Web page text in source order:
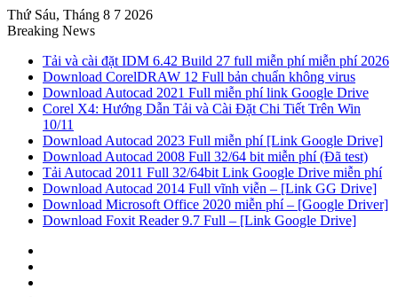
Thứ Sáu, Tháng 8 7 2026
Breaking News
Tải và cài đặt IDM 6.42 Build 27 full miễn phí miễn phí 2026
Download CorelDRAW 12 Full bản chuẩn không virus
Download Autocad 2021 Full miễn phí link Google Drive
Corel X4: Hướng Dẫn Tải và Cài Đặt Chi Tiết Trên Win
10/11
Download Autocad 2023 Full miễn phí [Link Google Drive]
Download Autocad 2008 Full 32/64 bit miễn phí (Đã test)
Tải Autocad 2011 Full 32/64bit Link Google Drive miễn phí
Download Autocad 2014 Full vĩnh viễn – [Link GG Drive]
Download Microsoft Office 2020 miễn phí – [Google Driver]
Download Foxit Reader 9.7 Full – [Link Google Drive]